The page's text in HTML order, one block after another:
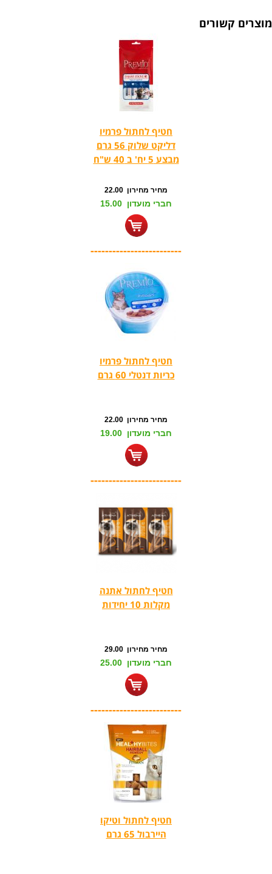
מוצרים קשורים
חטיף לחתול פרמיו
דליקט שלוק 56 גרם
מבצע 5 יח' ב 40 ש"ח
מחיר מחירון 22.00
חברי מועדון 15.00
-------------------------
חטיף לחתול פרמיו
כריות דנטלי 60 גרם
מחיר מחירון 22.00
חברי מועדון 19.00
-------------------------
חטיף לחתול אתנה
מקלות 10 יחידות
מחיר מחירון 29.00
חברי מועדון 25.00
-------------------------
חטיף לחתול וטיקו
היירבול 65 גרם